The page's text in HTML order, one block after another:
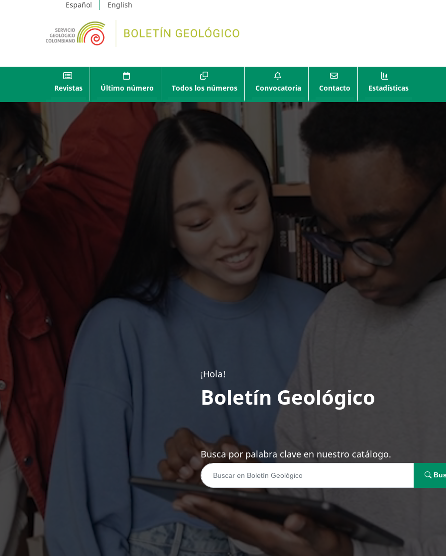
Español English
Revistas Último número Todos los números Convocatoria Contacto Estadísticas
¡Hola!
Boletín Geológico
Busca por palabra clave en nuestro catálogo.